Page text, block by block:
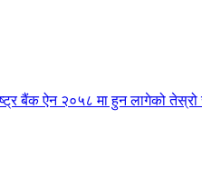
बैंक ऐन २०५८ मा हुन लागेको